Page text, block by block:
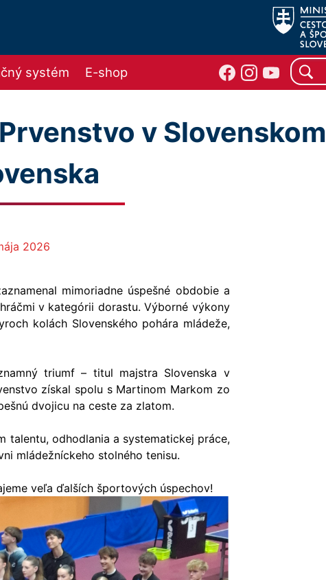
systém E-shop
v Slovenskom
2026
mimoriadne úspešné obdobie a
v kategórii dorastu. Výborné výkony
kolách Slovenského pohára mládeže,
triumf – titul majstra Slovenska v
získal spolu s Martinom Markom zo
dvojicu na ceste za zlatom.
talentu, odhodlania a systematickej práce,
mládežníckeho stolného tenisu.
veľa ďalších športových úspechov!